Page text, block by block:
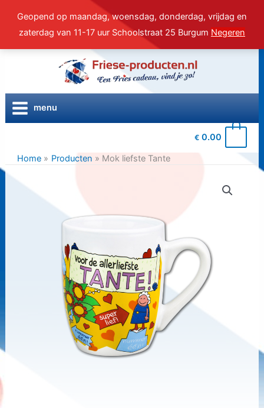
Geopend op maandag, woensdag, donderdag, vrijdag en
zaterdag van 11-17 uur Schoolstraat 25 Burgum Negeren
inhoud
menu
€ 0.00
Home Producten Mok liefste Tante